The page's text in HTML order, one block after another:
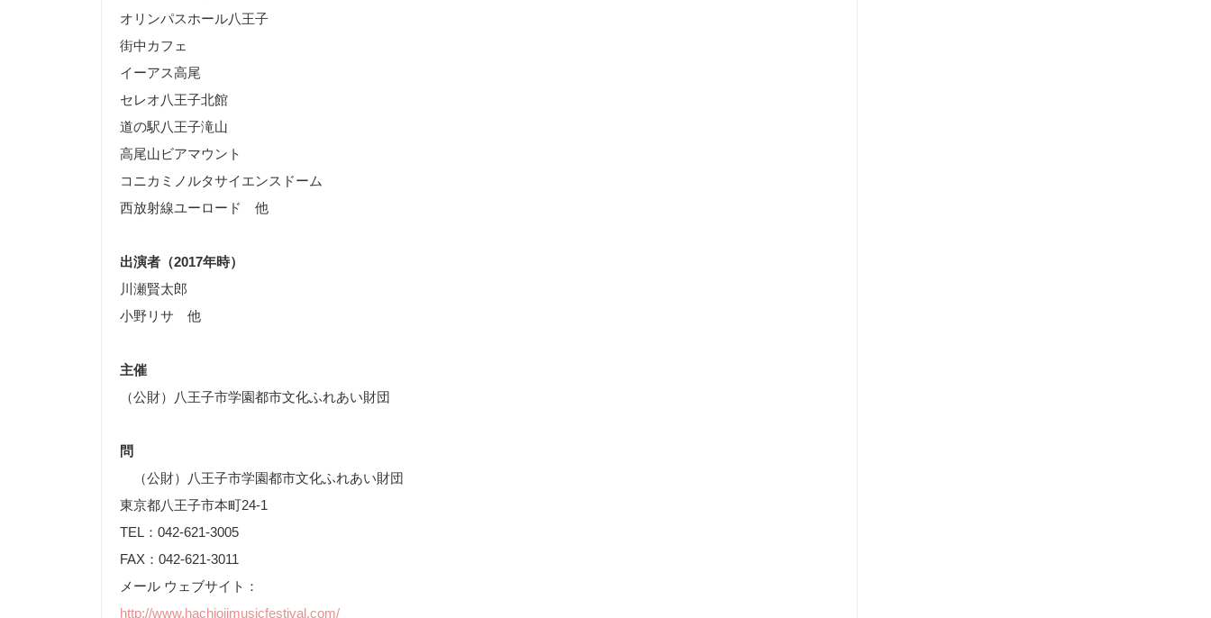
オリンパスホール八王子
街中カフェ
イーアス高尾
セレオ八王子北館
道の駅八王子滝山
高尾山ビアマウント
コニカミノルタサイエンスドーム
西放射線ユーロード 他
出演者（2017年時）
川瀬賢太郎
小野リサ 他
主催
（公財）八王子市学園都市文化ふれあい財団
問
（公財）八王子市学園都市文化ふれあい財団
東京都八王子市本町24-1
TEL：042-621-3005
FAX：042-621-3011
メール ウェブサイト：
http://www.hachiojimusicfestival.com/